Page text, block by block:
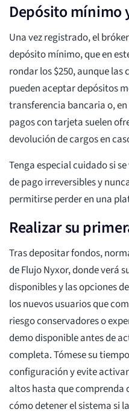
Depósito mínimo
Una vez registrado, el
depósito mínimo, que en
rondar los $250, aunque las
pueden aceptar depósitos
transferencia bancaria o,
pagos con tarjeta suelen
devolución de cargos en
Tenga especial cuidado si
de pago irreversibles y
permitirse perder en una
Realizar su
Tras depositar fondos,
de Flujo Nyxor, donde verá
disponibles y las opciones
los nuevos usuarios que
riesgo conservadores o
demo disponible antes de
completa. Tómese su
configuración y evite
altos hasta que comprenda
cómo detener el sistema si